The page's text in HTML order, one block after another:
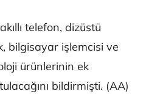
telefon, dizüstü
bilgisayar işlemcisi ve
ürünlerinin ek
bildirmişti. (AA)